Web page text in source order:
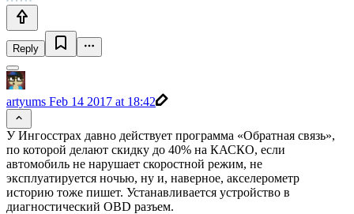
Reply
artyums Feb 14 2017 at 18:42
У Ингосстрах давно действует программа «Обратная связь»,
по которой делают скидку до 40% на КАСКО, если
автомобиль не нарушает скоростной режим, не
эксплуатируется ночью, ну и, наверное, акселерометр
историю тоже пишет. Устанавливается устройство в
диагностический OBD разъем.